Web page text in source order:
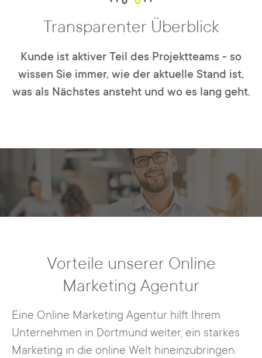
Transparenter Überblick
Kunde ist aktiver Teil des Projektteams - so
wissen Sie immer, wie der aktuelle Stand ist,
was als Nächstes ansteht und wo es lang geht.
Vorteile unserer Online
Marketing Agentur
Eine Online Marketing Agentur hilft Ihrem
Unternehmen in Dortmund weiter, ein starkes
Marketing in die online Welt hineinzubringen.